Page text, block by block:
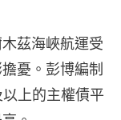
茲海峽航運受
憂。彭博編制
上的主權債平